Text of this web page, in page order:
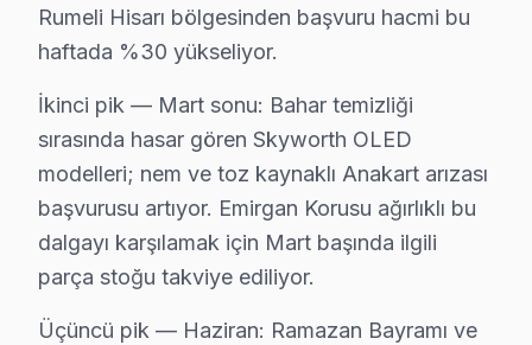
Fatih Sultan Mehmet'te Skyworth TV Servisi
Fatih Sultan Mehmet Mahallesi, modern yaşam
Ferahevler'de Skyworth TV Servisi
Ferahevler, sakin bir mahalle olmasının yanı sıra
Garipçe'de Skyworth TV Servisi
Garipçe, sakin yapısı ve doğal güzellikleri ile bilinen
Gümüşdere'de Skyworth TV Servisi
Rumeli Hisarı bölgesinden başvuru hacmi bu
haftada %30 yükseliyor.
İkinci pik — Mart sonu: Bahar temizliği
sırasında hasar gören Skyworth OLED
modelleri; nem ve toz kaynaklı Anakart arızası
başvurusu artıyor. Emirgan Korusu ağırlıklı bu
dalgayı karşılamak için Mart başında ilgili
parça stoğu takviye ediliyor.
Üçüncü pik — Haziran: Ramazan Bayramı ve